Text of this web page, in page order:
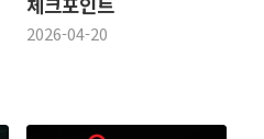
2026-04-20